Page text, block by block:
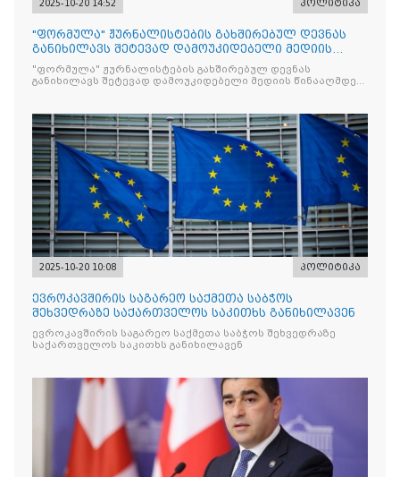
2025-10-20 14:52 პოლიტიკა
"ფორმულა" ჟურნალისტების გახშირებულ დევნას
განიხილავს შეტევად დამოუკიდებელი მედიის
წინააღმდ
"ფორმულა" ჟურნალისტების გახშირებულ დევნას
განიხილავს შეტევად დამოუკიდებელი მედიის წინააღმდეგ,
2025-10-20 10:08 პოლიტიკა
ევროკავშირის საგარეო საქმეთა საბჭოს
შეხვედრაზე საქართველოს საკითხს განიხილავენ
ევროკავშირის საგარეო საქმეთა საბჭოს შეხვედრაზე
საქართველოს საკითხს განიხილავენ